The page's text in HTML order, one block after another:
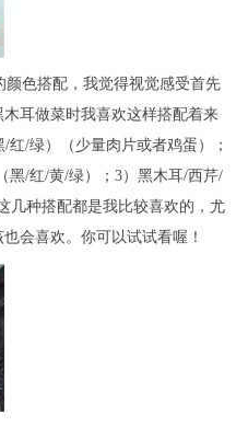
色搭配，我觉得视觉感受首先
耳做菜时我喜欢这样搭配着来
/绿）（少量肉片或者鸡蛋）；
黑/红/黄/绿）；3）黑木耳/西芹/
几种搭配都是我比较喜欢的，尤
会喜欢。你可以试试看喔！